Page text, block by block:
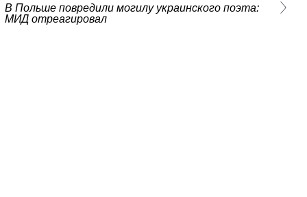
В Польше повредили могилу украинского поэта:
МИД отреагировал